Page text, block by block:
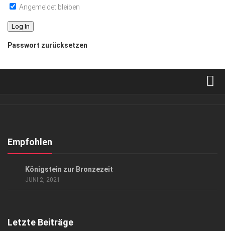
Angemeldet bleiben
Passwort zurücksetzen
Kontakt, Impressum
Empfohlen
Königstein zur Bronzezeit
JUNI 2, 2021
Letzte Beiträge